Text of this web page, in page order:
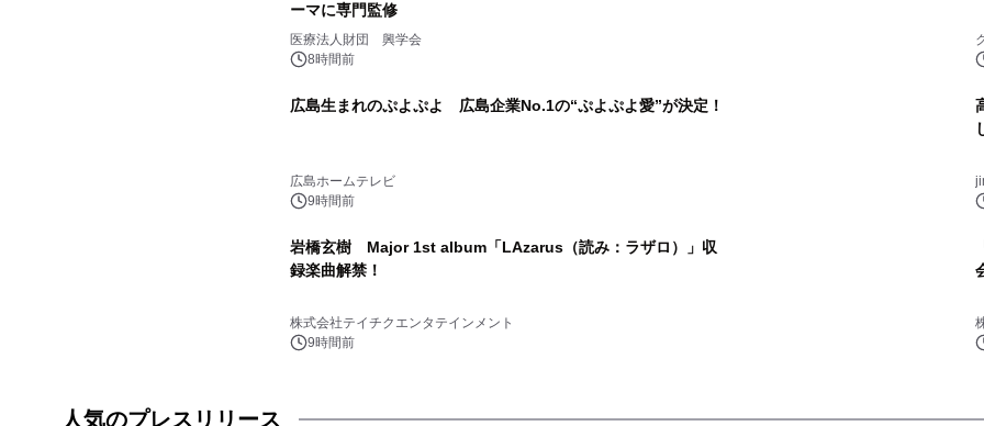
ーマに専門監修
医療法人財団 興学会
8時間前
広島生まれのぷよぷよ 広島企業No.1の“ぷよぷよ愛”が決定！
広島ホームテレビ
9時間前
岩橋玄樹 Major 1st album「LAzarus（読み：ラザロ）」収
録楽曲解禁！
株式会社テイチクエンタテインメント
9時間前
人気のプレスリリース